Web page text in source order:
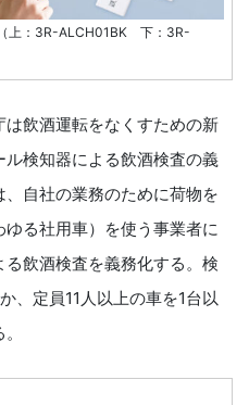
上：3R-ALCH01BK 下：3R-
飲酒運転をなくすための新
検知器による飲酒検査の義
自社の業務のために荷物を
る社用車）を使う事業者に
飲酒検査を義務化する。検
、定員11人以上の車を1台以